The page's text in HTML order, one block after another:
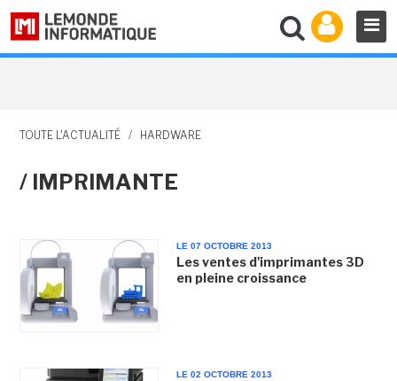
TOUTE L'ACTUALITÉ / HARDWARE
/ IMPRIMANTE
LE 07 OCTOBRE 2013
Les ventes d'imprimantes 3D
en pleine croissance
LE 02 OCTOBRE 2013